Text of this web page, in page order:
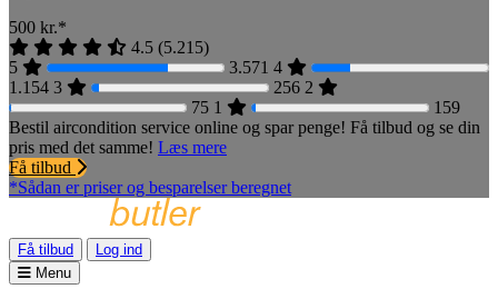
500 kr.*
4.5 (5.215)
5
3.571 4
1.154 3 256 2
75 1
159
Bestil aircondition service online og spar penge! Få tilbud og se din
pris med det samme! Læs mere
Få tilbud
*Sådan er priser og besparelser beregnet
Få tilbud
Log ind
Menu